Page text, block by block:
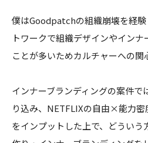
僕はGoodpatchの組織崩壊を経
トワークで組織デザインやイン
ことが多いためカルチャーへの関
インナーブランディングの案件で
り込み、NETFLIXの自由×能力密
をインプットした上で、どうい